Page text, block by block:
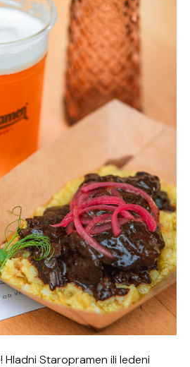
Hladni Staropramen ili ledeni